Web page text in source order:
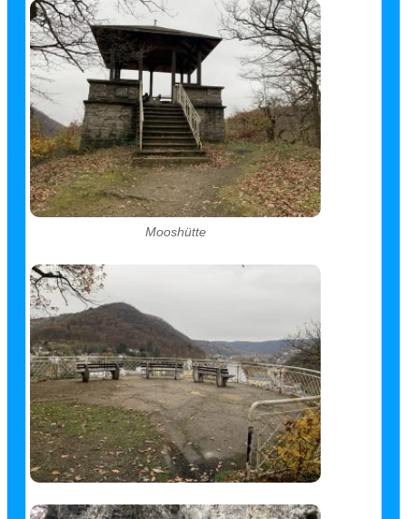
Mooshütte